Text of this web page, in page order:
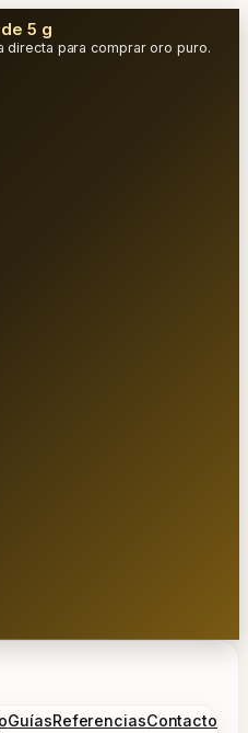
5 g
directa para comprar oro puro.
GuíasReferenciasContacto